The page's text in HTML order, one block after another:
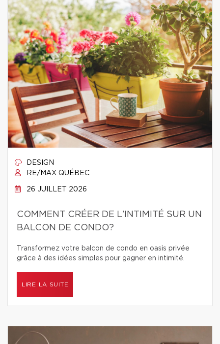
DESIGN
RE/MAX QUÉBEC
26 JUILLET 2026
COMMENT CRÉER DE L'INTIMITÉ SUR UN
BALCON DE CONDO?
Transformez votre balcon de condo en oasis privée
grâce à des idées simples pour gagner en intimité.
LIRE LA SUITE